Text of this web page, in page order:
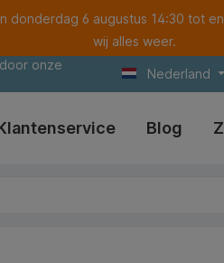
6 augustus 14:30 tot
wij alles weer.
onze
Nederland
Blog